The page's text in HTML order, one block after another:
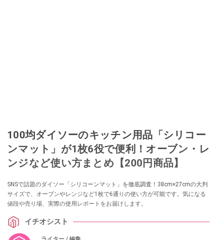
100均ダイソーのキッチン用品「シリコー
ンマット」​​が1枚6役で便利！オーブン・レ
ンジなど使い方まとめ【200円商品】
SNSで話題のダイソー「シリコーンマット」を徹底調査！38cm×27cmの大判
サイズで、オーブンやレンジなど1枚で6通りの使い方が可能です。気になる
値段や売り場、実際の使用レポートをお届けします。
イチオシスト